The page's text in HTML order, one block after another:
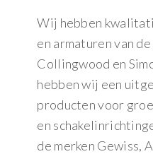
Wij hebben
en armaturen van
Collingwood en
hebben wij een
producten voor
en
de merken Gewiss,